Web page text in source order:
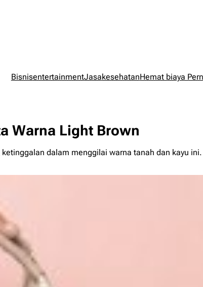
BisnisentertainmentJasakesehatanHemat biaya
Warna Light Brown
dalam menggilai warna tanah dan kayu